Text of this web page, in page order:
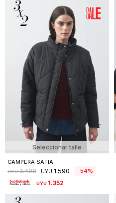
Seleccionar talle
CAMPERA SAFIA
UYU 3.490 UYU 1.590 54
UYU 1.352